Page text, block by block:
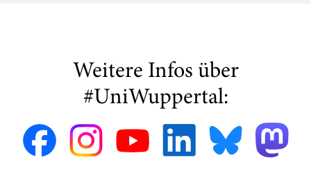
Weitere Infos über
#UniWuppertal: